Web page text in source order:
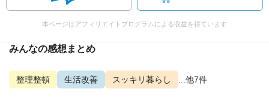
本ページはアフィリエイトプログラムによる収益を得ています
みんなの感想まとめ
整理整頓 生活改善 スッキリ暮らし ...他7件